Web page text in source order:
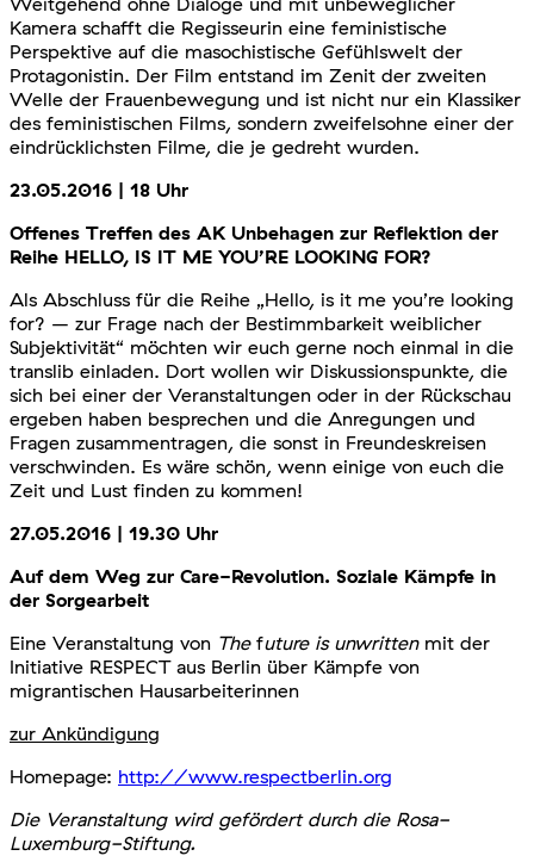
Kamera schafft die Regisseurin eine feministische
Perspektive auf die masochistische Gefühlswelt der
Protagonistin. Der Film entstand im Zenit der zweiten
Welle der Frauenbewegung und ist nicht nur ein Klassiker
des feministischen Films, sondern zweifelsohne einer der
eindrücklichsten Filme, die je gedreht wurden.
23.05.2016 | 18 Uhr
Offenes Treffen des AK Unbehagen zur Reflektion der
Reihe HELLO, IS IT ME YOU’RE LOOKING FOR?
Als Abschluss für die Reihe „Hello, is it me you’re looking
for? – zur Frage nach der Bestimmbarkeit weiblicher
Subjektivität“ möchten wir euch gerne noch einmal in die
translib einladen. Dort wollen wir Diskussionspunkte, die
sich bei einer der Veranstaltungen oder in der Rückschau
ergeben haben besprechen und die Anregungen und
Fragen zusammentragen, die sonst in Freundeskreisen
verschwinden. Es wäre schön, wenn einige von euch die
Zeit und Lust finden zu kommen!
27.05.2016 | 19.30 Uhr
Auf dem Weg zur Care-Revolution. Soziale Kämpfe in
der Sorgearbeit
Eine Veranstaltung von Thefuture is unwrittenmit der
Initiative RESPECT aus Berlin über Kämpfe von
migrantischen Hausarbeiterinnen
zur Ankündigung
Homepage: http://www.respectberlin.org
Die Veranstaltung wird gefördert durch die Rosa-
Luxemburg-Stiftung.